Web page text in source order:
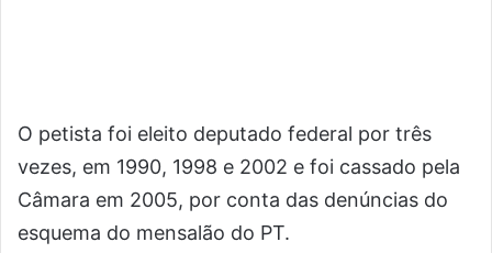
O petista foi eleito deputado federal por três
vezes, em 1990, 1998 e 2002 e foi cassado pela
Câmara em 2005, por conta das denúncias do
esquema do mensalão do PT.